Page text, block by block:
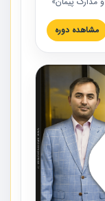
این آموزش
بندی اسناد
شده است.
مشاهده دوره